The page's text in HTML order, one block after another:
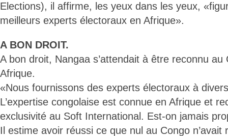
Elections), il affirme, les yeux dans les yeux,
meilleurs experts électoraux en Afrique».
A BON DROIT.
A bon droit, Nangaa s’attendait à être reconnu au
Afrique.
«Nous fournissons des experts électoraux à
L’expertise congolaise est connue en Afrique et
exclusivité au Soft International. Est-on jamais
Il estime avoir réussi ce que nul au Congo n’avait